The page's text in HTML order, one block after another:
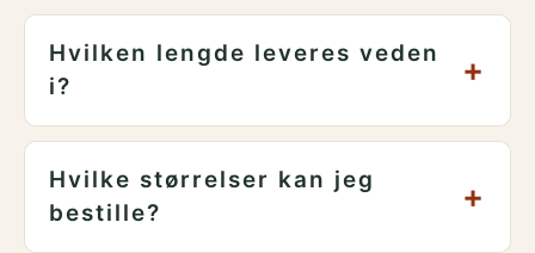
Hvilken lengde leveres veden
i?
+
Hvilke størrelser kan jeg
bestille?
+